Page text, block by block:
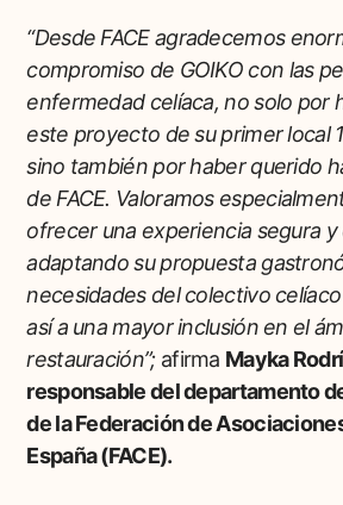
“Desde FACE agradecemos
compromiso de GOIKO con las
enfermedad celíaca, no solo por
este proyecto de su primer local
sino también por haber querido
de FACE. Valoramos
ofrecer una experiencia segura y
adaptando su propuesta
necesidades del colectivo
así a una mayor inclusión en el
restauración”; afirma Mayka
responsable del departamento
de la Federación de
España (FACE).